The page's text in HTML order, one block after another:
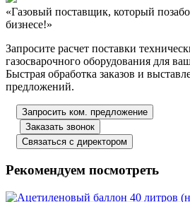
«Газовый поставщик, который
бизнесе!»
Запросите расчет поставки
газосварочного оборудования для
Быстрая обработка заказов и
предложений.
Запросить ком. предложение
Заказать звонок
Связаться с директором
Рекомендуем посмотреть